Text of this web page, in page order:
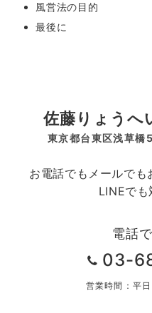
風営法の目的
最後に
佐藤りょうへ
東京都台東区浅草
お電話でもメールで
LINEで
電話
03-
営業時間：平